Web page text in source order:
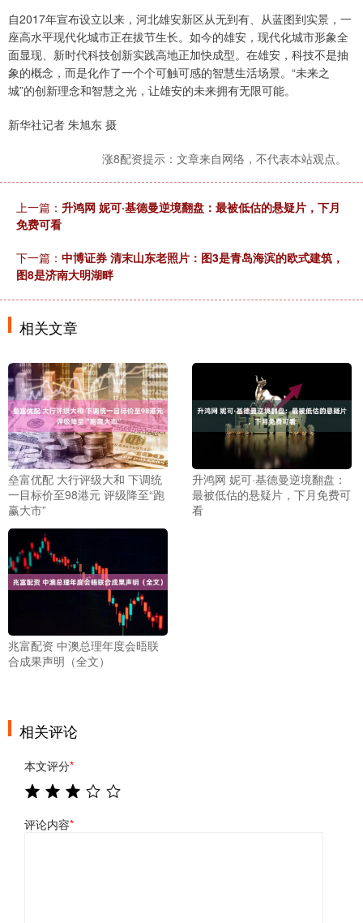
自2017年宣布设立以来，河北雄安新区从无到有、从蓝图到实景，一
座高水平现代化城市正在拔节生长。如今的雄安，现代化城市形象全
面显现、新时代科技创新实践高地正加快成型。在雄安，科技不是抽
象的概念，而是化作了一个个可触可感的智慧生活场景。“未来之
城”的创新理念和智慧之光，让雄安的未来拥有无限可能。
新华社记者 朱旭东 摄
涨8配资提示：文章来自网络，不代表本站观点。
上一篇： 升鸿网 妮可·基德曼逆境翻盘：最被低估的悬疑片，下月
免费可看
下一篇： 中博证券 清末山东老照片：图3是青岛海滨的欧式建筑，
图8是济南大明湖畔
相关文章
垒富优配 大行评级大和 下调统
一目标价至98港元 评级降至“跑
赢大市”
升鸿网 妮可·基德曼逆境翻盘：
最被低估的悬疑片，下月免费可
看
兆富配资 中澳总理年度会晤联
合成果声明（全文）
相关评论
本文评分*
评论内容*